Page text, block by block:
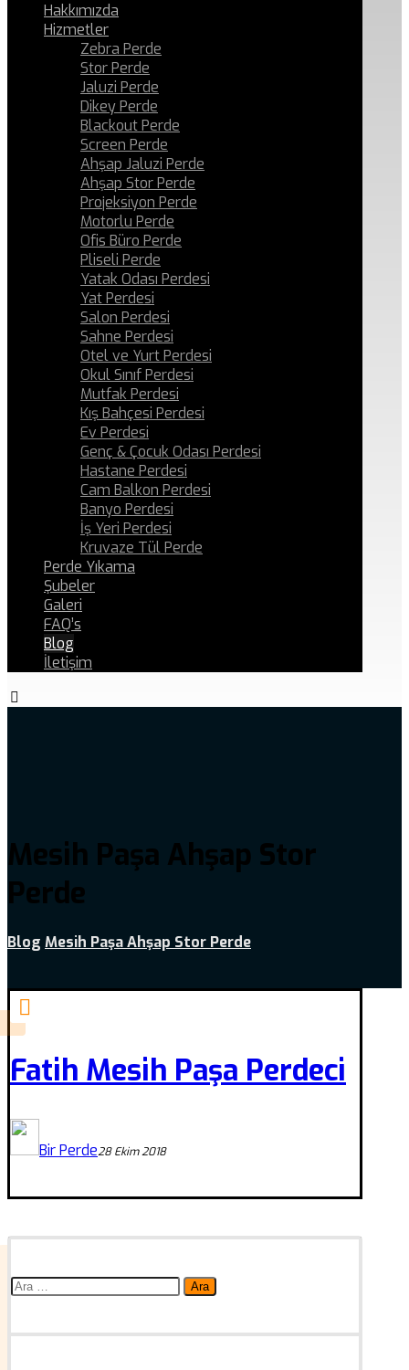
Hakkımızda
Hizmetler
Zebra Perde
Stor Perde
Jaluzi Perde
Dikey Perde
Blackout Perde
Screen Perde
Ahşap Jaluzi Perde
Ahşap Stor Perde
Projeksiyon Perde
Motorlu Perde
Ofis Büro Perde
Pliseli Perde
Yatak Odası Perdesi
Yat Perdesi
Salon Perdesi
Sahne Perdesi
Otel ve Yurt Perdesi
Okul Sınıf Perdesi
Mutfak Perdesi
Kış Bahçesi Perdesi
Ev Perdesi
Genç & Çocuk Odası Perdesi
Hastane Perdesi
Cam Balkon Perdesi
Banyo Perdesi
İş Yeri Perdesi
Kruvaze Tül Perde
Perde Yıkama
Şubeler
Galeri
FAQ’s
Blog
İletişim
Mesih Paşa Ahşap Stor
Perde
Blog Mesih Paşa Ahşap Stor Perde
Fatih Mesih Paşa Perdeci
Bir Perde28 Ekim 2018
Arama: